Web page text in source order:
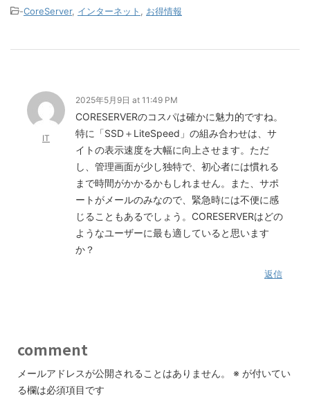
-CoreServer, インターネット お得情報
IT
2025年5月9日 at 11:49 PM
CORESERVERのコスパは確かに魅力的ですね。
特に「SSD＋LiteSpeed」の組み合わせは、サ
イトの表示速度を大幅に向上させます。ただ
し、管理画面が少し独特で、初心者には慣れる
まで時間がかかるかもしれません。また、サポ
ートがメールのみなので、緊急時には不便に感
じることもあるでしょう。CORESERVERはどの
ようなユーザーに最も適していると思います
か？
返信
comment
メールアドレスが公開されることはありません。 ※ が付いてい
る欄は必須項目です